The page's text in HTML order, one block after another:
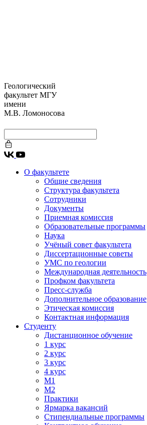
Геологический
факультет МГУ
имени
М.В. Ломоносова
О факультете
Общие сведения
Структура факультета
Сотрудники
Документы
Приемная комиссия
Образовательные программы
Наука
Учёный совет факультета
Диссертационные советы
УМС по геологии
Международная деятельность
Профком факультета
Пресс-служба
Дополнительное образование
Этическая комиссия
Контактная информация
Студенту
Дистанционное обучение
1 курс
2 курс
3 курс
4 курс
М1
М2
Практики
Ярмарка вакансий
Стипендиальные программы